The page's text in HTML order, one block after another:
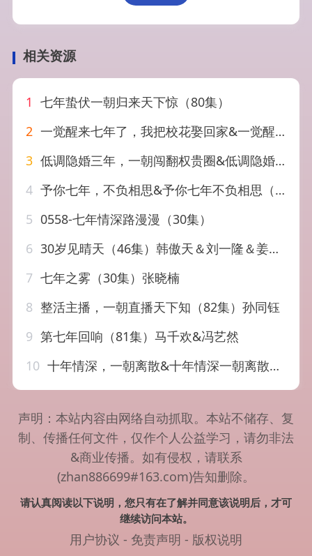
相关资源
1 七年蛰伏一朝归来天下惊（80集）
2 一觉醒来七年了，我把校花娶回家&一觉醒来七年了我把校花娶回家（80集）刘瀚阳&乔钰
3 低调隐婚三年，一朝闯翻权贵圈&低调隐婚三年一朝闯翻权贵圈（34集）AI短剧
4 予你七年，不负相思&予你七年不负相思（57集）AI短剧
5 0558-七年情深路漫漫（30集）
6 30岁见晴天（46集）韩傲天＆刘一隆＆姜懿秦
7 七年之雾（30集）张晓楠
8 整活主播，一朝直播天下知（82集）孙同钰
9 第七年回响（81集）马千欢&冯艺然
10 十年情深，一朝离散&十年情深一朝离散（53集）AI短剧
声明：本站内容由网络自动抓取。本站不储存、复
制、传播任何文件，仅作个人公益学习，请勿非法
&商业传播。如有侵权，请联系
(zhan886699#163.com)告知删除。
请认真阅读以下说明，您只有在了解并同意该说明后，才可
继续访问本站。
用户协议 - 免责声明 - 版权说明